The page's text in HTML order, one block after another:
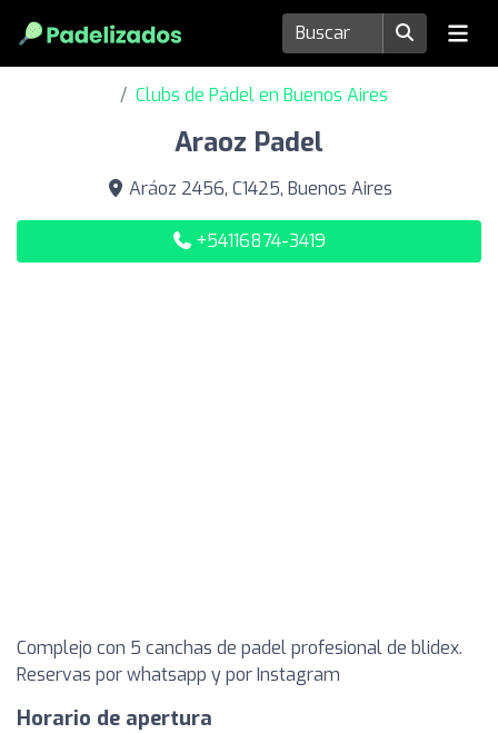
Clubs de Pádel en Buenos Aires
Araoz Padel
Aráoz 2456, C1425, Buenos Aires
+54116874-3419
Complejo con 5 canchas de padel profesional de blidex.
Reservas por whatsapp y por Instagram
Horario de apertura